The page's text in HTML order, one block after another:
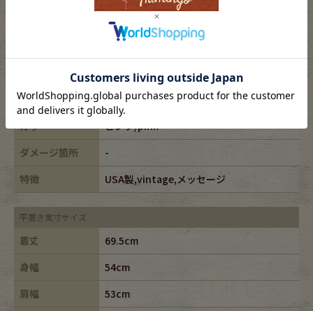
L
ALORE/アローレ
cotton100%
年代
90s
カラー
ピンク/pink
ダメージ箇所
-
特徴
USA製,vintage,メッセージ
平置き実寸サイズ
着丈
69.5cm
身幅
54cm
肩幅
53cm